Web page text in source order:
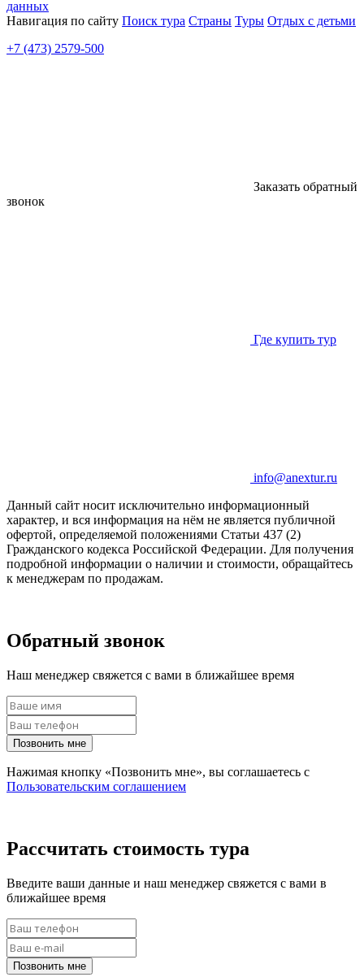
данных
Навигация по сайту Поиск тура Страны Туры Отдых с детьми
+7 (473) 2579-500
Заказать обратный
звонок
Где купить тур
info@anextur.ru
Данный сайт носит исключительно информационный
характер, и вся информация на нём не является публичной
офертой, определяемой положениями Статьи 437 (2)
Гражданского кодекса Российской Федерации. Для получения
подробной информации о наличии и стоимости, обращайтесь
к менеджерам по продажам.
Обратный звонок
Наш менеджер свяжется с вами в ближайшее время
Позвонить мне
Нажимая кнопку «Позвонить мне», вы соглашаетесь с
Пользовательским соглашением
Рассчитать стоимость тура
Введите ваши данные и наш менеджер свяжется с вами в
ближайшее время
Позвонить мне